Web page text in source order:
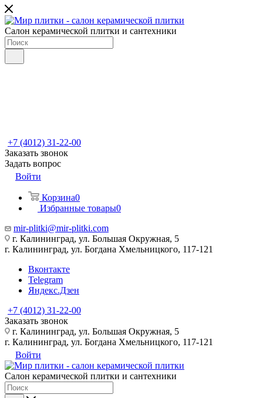
Салон керамической плитки и сантехники
+7 (4012) 31-22-00
Заказать звонок
Задать вопрос
Войти
Корзина0
Избранные товары0
mir-plitki@mir-plitki.com
г. Калининград, ул. Большая Окружная, 5
г. Калининград, ул. Богдана Хмельницкого, 117-121
Вконтакте
Telegram
Яндекс.Дзен
+7 (4012) 31-22-00
Заказать звонок
г. Калининград, ул. Большая Окружная, 5
г. Калининград, ул. Богдана Хмельницкого, 117-121
Войти
Салон керамической плитки и сантехники